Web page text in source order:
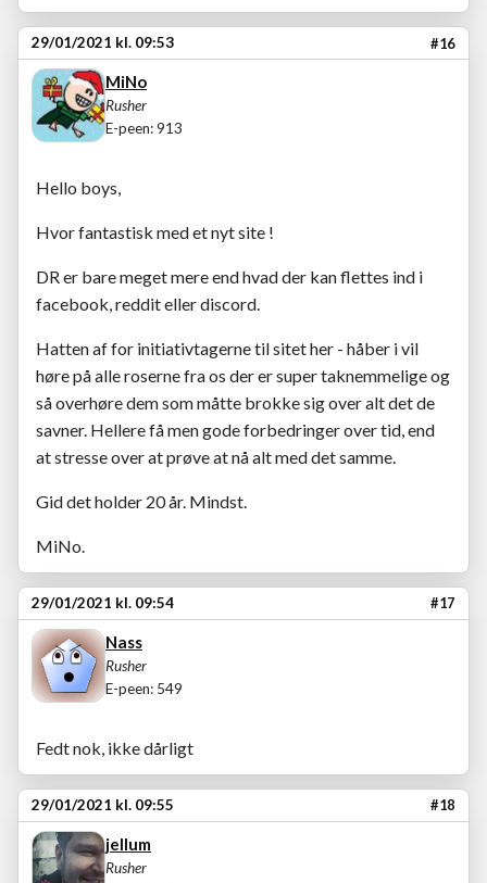
29/01/2021 kl. 09:53 #16
MiNo
Rusher
E-peen: 913
Hello boys,
Hvor fantastisk med et nyt site !
DR er bare meget mere end hvad der kan flettes ind i
facebook, reddit eller discord.
Hatten af for initiativtagerne til sitet her - håber i vil
høre på alle roserne fra os der er super taknemmelige og
så overhøre dem som måtte brokke sig over alt det de
savner. Hellere få men gode forbedringer over tid, end
at stresse over at prøve at nå alt med det samme.
Gid det holder 20 år. Mindst.
MiNo.
29/01/2021 kl. 09:54 #17
Nass
Rusher
E-peen: 549
Fedt nok, ikke dårligt
29/01/2021 kl. 09:55 #18
jellum
Rusher